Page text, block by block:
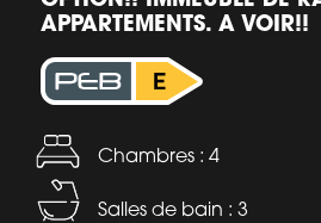
APPARTEMENTS. A VOIR!!
Chambres : 4
Salles de bain : 3